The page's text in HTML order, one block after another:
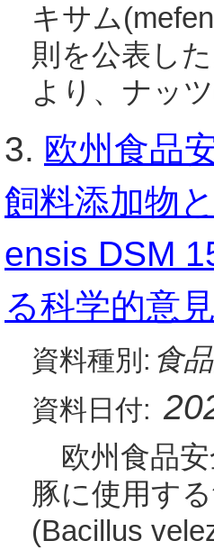
キサム
則を公表し
より、ナッ
3. 欧州食品
飼料添加物
ensis DSM
る科学的意
資料種別: 食
資料日付:
欧州食品安
豚に使用す
(Bacillus